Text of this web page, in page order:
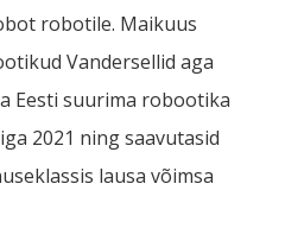
robotile. Maikuus
Vandersellid aga
Eesti suurima robootika
2021 ning saavutasid
lausa võimsa